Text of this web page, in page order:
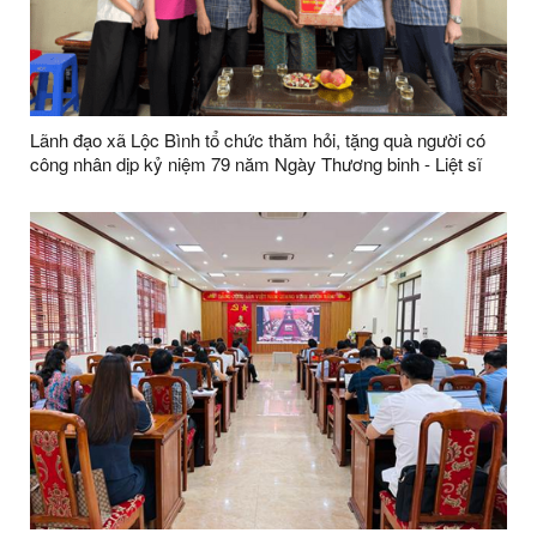
Lãnh đạo xã Lộc Bình tổ chức thăm hỏi, tặng quà người có
công nhân dịp kỷ niệm 79 năm Ngày Thương binh - Liệt sĩ